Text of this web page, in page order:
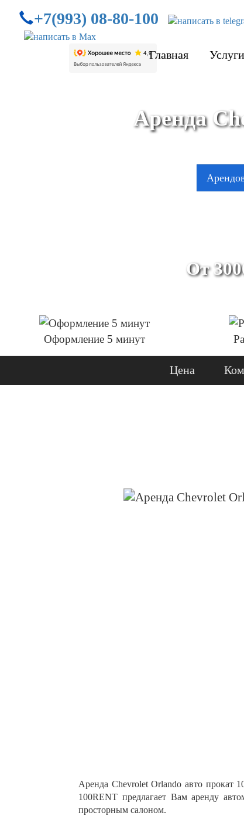
+7(993) 08-80-100
Главная Услуги
Аренда
От
Оформление 5 минут
Цена
Аренда Chevrolet Orlando авто прокат
100RENT предлагает Вам аренду
просторным салоном.